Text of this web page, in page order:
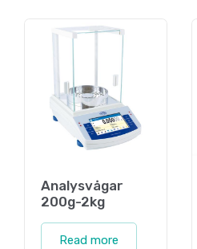
Analysvågar
200g-2kg
Read more